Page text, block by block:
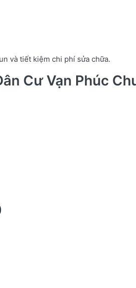
và tiết kiệm chi phí sửa chữa.
Cư Vạn Phúc